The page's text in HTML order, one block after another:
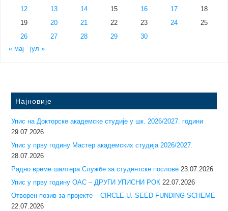
12
13 14 15 16 17
18
19
20 21 22 23 24
25
26
27 28 29
30
« мај
јул »
Најновије
Упис на Докторске академске студије у шк. 2026/2027. години
29.07.2026
Упис у прву годину Mастер академских студија 2026/2027.
28.07.2026
Радно време шалтера Службе за студентске послове 23.07.2026
Упис у прву годину ОАС – ДРУГИ УПИСНИ РОК 22.07.2026
Отворен позив за пројекте – CIRCLE U. SEED FUNDING SCHEME
22.07.2026